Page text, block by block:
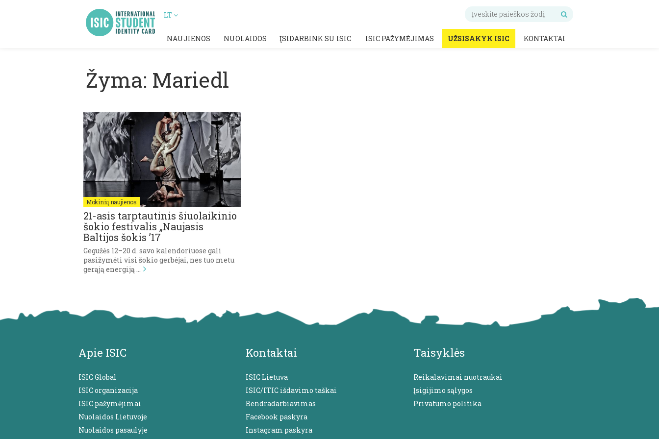
LT
NAUJIENOS NUOLAIDOS ĮSIDARBINK SU ISIC ISIC PAŽYMĖJIMAS UŽSISAKYK ISIC KONTAKTAI
Žyma: Mariedl
Mokinių naujienos
21-asis tarptautinis šiuolaikinio
šokio festivalis „Naujasis
Baltijos šokis ’17
Gegužės 12–20 d. savo kalendoriuose gali
pasižymėti visi šokio gerbėjai, nes tuo metu
gerąją energiją …
Apie ISIC
ISIC Global
ISIC organizacija
ISIC pažymėjimai
Nuolaidos Lietuvoje
Nuolaidos pasaulyje
Kontaktai
ISIC Lietuva
ISIC/ITIC išdavimo taškai
Bendradarbiavimas
Facebook paskyra
Instagram paskyra
Taisyklės
Reikalavimai nuotraukai
Įsigijimo sąlygos
Privatumo politika